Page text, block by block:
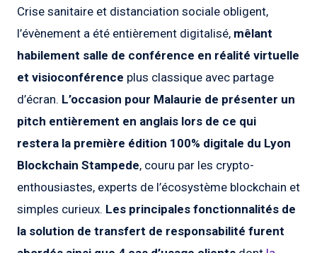
Crise sanitaire et distanciation sociale obligent,
l’évènement a été entièrement digitalisé, mêlant
habilement salle de conférence en réalité virtuelle
et visioconférence plus classique avec partage
d’écran. L’occasion pour Malaurie de présenter un
pitch entièrement en anglais lors de ce qui
restera la première édition 100% digitale du Lyon
Blockchain Stampede, couru par les crypto-
enthousiastes, experts de l’écosystème blockchain et
simples curieux. Les principales fonctionnalités de
la solution de transfert de responsabilité furent